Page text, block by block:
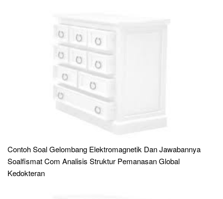
Contoh Soal Gelombang Elektromagnetik Dan Jawabannya
Soalfismat Com Analisis Struktur Pemanasan Global
Kedokteran